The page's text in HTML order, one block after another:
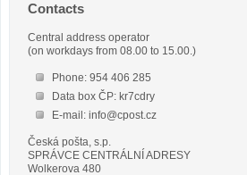
Contacts
Central address operator
(on workdays from 08.00 to 15.00.)
Phone: 954 406 285
Data box ČP: kr7cdry
E-mail: info@cpost.cz
Česká pošta, s.p.
SPRÁVCE CENTRÁLNÍ ADRESY
Wolkerova 480